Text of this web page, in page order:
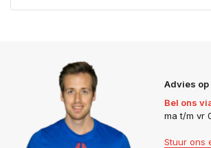
Advies op
Bel ons
ma t/m vr
Stuur ons